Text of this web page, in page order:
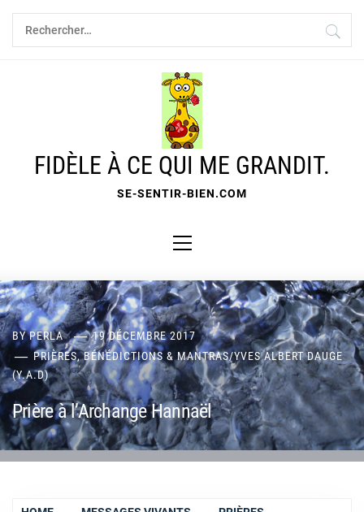
Skip
content
Rechercher :
FIDÈLE À CE QUI ME GRANDIT.
SE-SENTIR-BIEN.COM
Menu
BYPERLA
19 DÉCEMBRE 2017
PRIÈRES, BÉNÉDICTIONS & MANTRAS/YVES ALBERT DAUGE
(Y.A.D)
Prière à l’Archange Hannaël